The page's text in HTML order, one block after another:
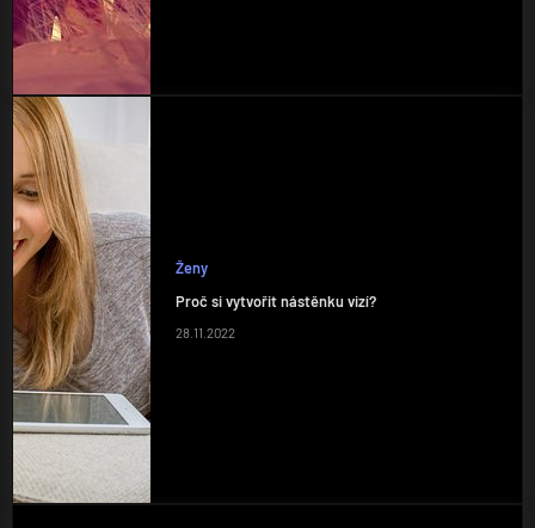
Ženy
Proč si vytvořit nástěnku vizí?
28.11.2022